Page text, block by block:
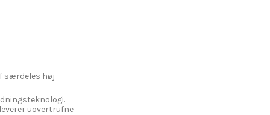
særdeles høj
uovertrufne